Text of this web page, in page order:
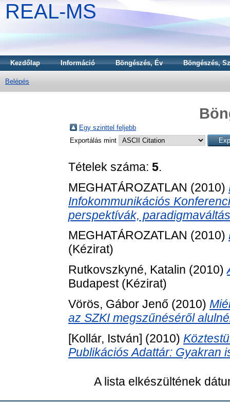
REAL-MS
Kezdőlap Információ Böngészés, Év Böngészés,
Belépés
Egy szinttel feljebb
Exportálás mint
Tételek száma: 5.
MEGHATÁROZATLAN (2010)
Infokommunikációs
perspektívák,
MEGHATÁROZATLAN (2010)
(Kézirat)
Rutkovszkyné, Katalin (2010)
Budapest (Kézirat)
Vörös, Gábor Jenő (2010)
az SZKI megszűnéséről
[Kollár, István] (2010)
Publikációs Adattár: Gyakran
A lista elkészültének